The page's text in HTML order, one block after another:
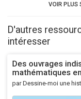
VOIR PLUS
D'autres
intéresser
Des ouvrages
mathématiques
par Dessine-moi une